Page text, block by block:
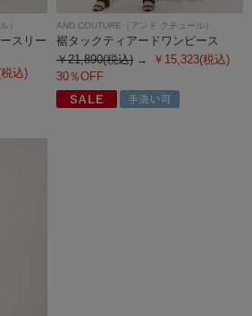
）
スリー
込)
AND COUTURE（アンド クチュール）
裾タックティアードワンピース
￥21,890(税込)
￥15,323(税込)
30％OFF